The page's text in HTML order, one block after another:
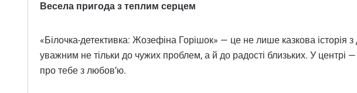
Весела пригода з теплим серцем
«Білочка-детективка: Жозефіна Горішок» — це не лише казкова
уважним не тільки до чужих проблем, а й до радості близьких. У центрі
про тебе з любов’ю.